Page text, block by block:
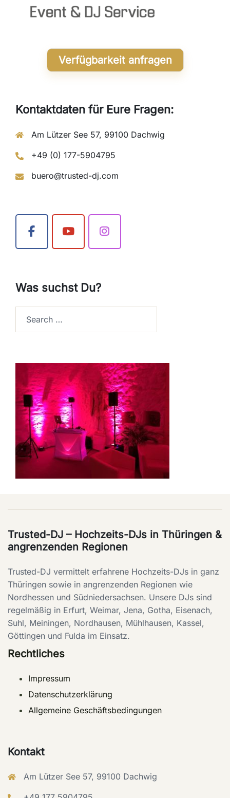
Verfügbarkeit anfragen
Kontaktdaten für Eure Fragen:
Am Lützer See 57, 99100 Dachwig
+49 (0) 177-5904795
buero@trusted-dj.com
Was suchst Du?
Trusted-DJ – Hochzeits-DJs in Thüringen &
angrenzenden Regionen
Trusted-DJ vermittelt erfahrene Hochzeits-DJs in ganz
Thüringen sowie in angrenzenden Regionen wie
Nordhessen und Südniedersachsen. Unsere DJs sind
regelmäßig in Erfurt, Weimar, Jena, Gotha, Eisenach,
Suhl, Meiningen, Nordhausen, Mühlhausen, Kassel,
Göttingen und Fulda im Einsatz.
Rechtliches
Impressum
Datenschutzerklärung
Allgemeine Geschäftsbedingungen
Kontakt
Am Lützer See 57, 99100 Dachwig